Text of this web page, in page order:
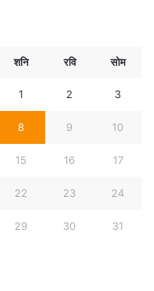
शनि रवि सोम
1 2 3
8 9 10
15 16 17
22 23 24
29 30 31